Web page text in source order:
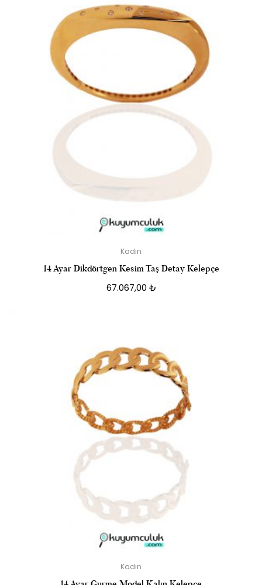
Kadın
14 Ayar Dikdörtgen Kesim Taş Detay Kelepçe
67.067,00 ₺
Kadın